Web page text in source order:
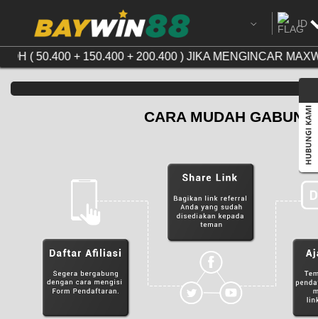
ID
( 50.400 + 150.400 + 200.400 ) JIKA MENGINCAR
CARA MUDAH